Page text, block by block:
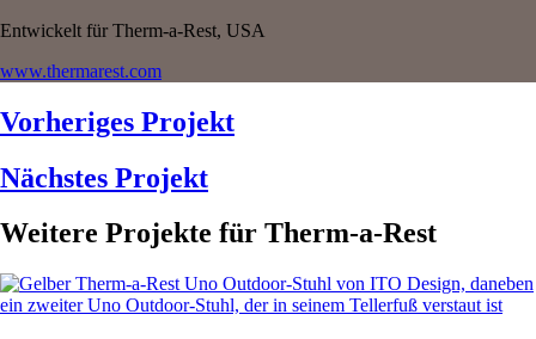
Entwickelt für Therm-a-Rest, USA
www.thermarest.com
Vorheriges Projekt
Nächstes Projekt
Weitere Projekte für Therm-a-Rest